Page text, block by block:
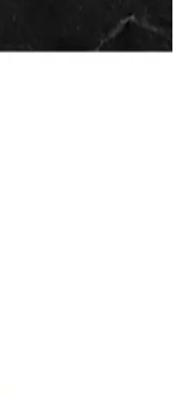
Kalem